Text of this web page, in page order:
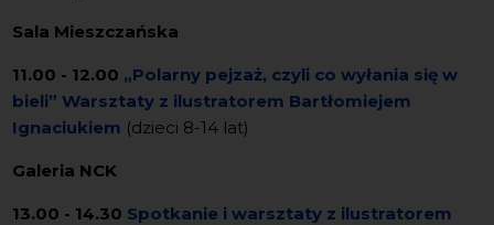
Sala Mieszczańska
11.00 - 12.00 „Polarny pejzaż, czyli co wyłania się w
bieli” Warsztaty z ilustratorem Bartłomiejem
Ignaciukiem (dzieci 8-14 lat)
Galeria NCK
13.00 - 14.30 Spotkanie i warsztaty z ilustratorem